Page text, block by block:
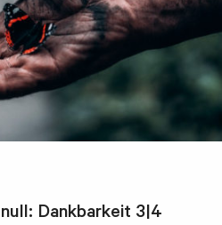
Dankbarkeit 3|4